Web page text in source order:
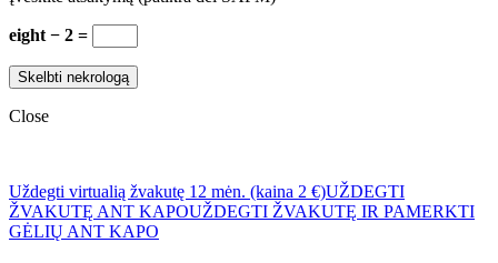
eight − 2 =
Close
Uždegti virtualią žvakutę 12 mėn. (kaina 2 €)UŽDEGTI
ŽVAKUTĘ ANT KAPOUŽDEGTI ŽVAKUTĘ IR PAMERKTI
GĖLIŲ ANT KAPO